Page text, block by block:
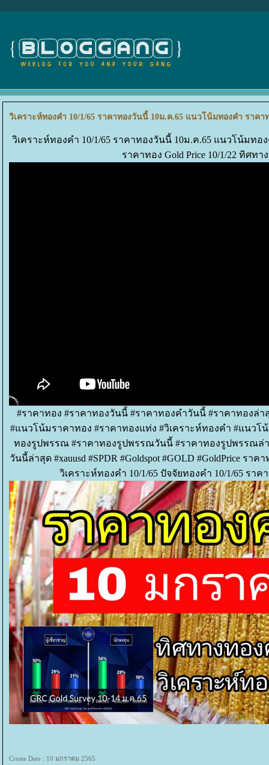
วิเคราะห์ทองคำ 10/1/65 ราคาทองวันนี้ 10ม.ค.65 แนวโน้มทองคำ ราค
วิเคราะห์ทองคำ 10/1/65 ราคาทองวันนี้ 10ม.ค.65 แนวโน้มทอ
ราคาทอง Gold Price 10/1/22 ทิศทา
#ราคาทอง #ราคาทองวันนี้ #ราคาทองคำวันนี้ #ราคาทองล่
#แนวโน้มราคาทอง #ราคาทองแท่ง #วิเคราะห์ทองคำ #แนว
ทองรูปพรรณ #ราคาทองรูปพรรณวันนี้ #ราคาทองรูปพรรณล่
วันนี้ล่าสุด #xauusd #SPDR #Goldspot #GOLD #GoldPrice ร
วิเคราะห์ทองคำ 10/1/65 ปัจจัยทองคำ 10/1/65 ราคา
Create Date : 10 มกราคม 2565